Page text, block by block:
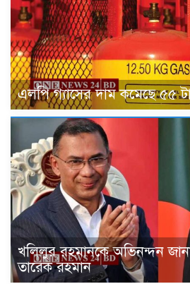
এলপি গ্যাসের দাম কমেছে ৫৫
খলিলুর রহমানকে অভিনন্দন
তারেক রহমান